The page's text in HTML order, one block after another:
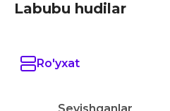
Labubu hudilar
Ro'yxat